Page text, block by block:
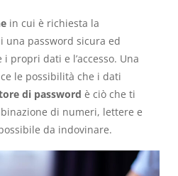
in cui è richiesta la
una password sicura ed
propri dati e l’accesso. Una
le possibilità che i dati
di password è ciò che ti
di numeri, lettere e
da indovinare.